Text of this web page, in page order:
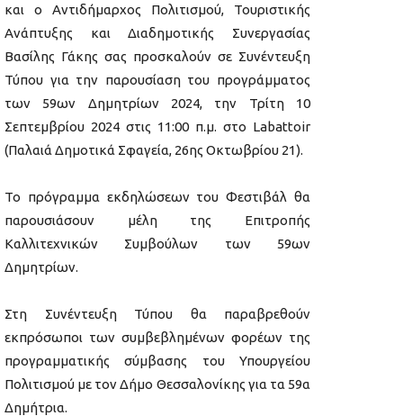
και ο Αντιδήμαρχος Πολιτισμού, Τουριστικής
Ανάπτυξης και Διαδημοτικής Συνεργασίας
Βασίλης Γάκης σας προσκαλούν σε Συνέντευξη
Τύπου για την παρουσίαση του προγράμματος
των 59ων Δημητρίων 2024, την Τρίτη 10
Σεπτεμβρίου 2024 στις 11:00 π.μ. στο Labattoir
(Παλαιά Δημοτικά Σφαγεία, 26ης Οκτωβρίου 21).
Το πρόγραμμα εκδηλώσεων του Φεστιβάλ θα
παρουσιάσουν μέλη της Επιτροπής
Καλλιτεχνικών Συμβούλων των 59ων
Δημητρίων.
Στη Συνέντευξη Τύπου θα παραβρεθούν
εκπρόσωποι των συμβεβλημένων φορέων της
προγραμματικής σύμβασης του Υπουργείου
Πολιτισμού με τον Δήμο Θεσσαλονίκης για τα 59α
Δημήτρια.